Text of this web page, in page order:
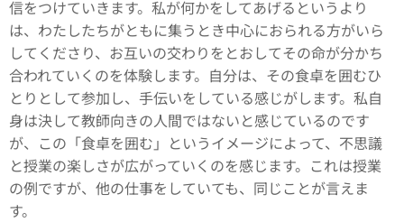
信をつけていきます。私が何かをしてあげるというより
は、わたしたちがともに集うとき中心におられる方がいら
してくださり、お互いの交わりをとおしてその命が分かち
合われていくのを体験します。自分は、その食卓を囲むひ
とりとして参加し、手伝いをしている感じがします。私自
身は決して教師向きの人間ではないと感じているのです
が、この「食卓を囲む」というイメージによって、不思議
と授業の楽しさが広がっていくのを感じます。これは授業
の例ですが、他の仕事をしていても、同じことが言えま
す。